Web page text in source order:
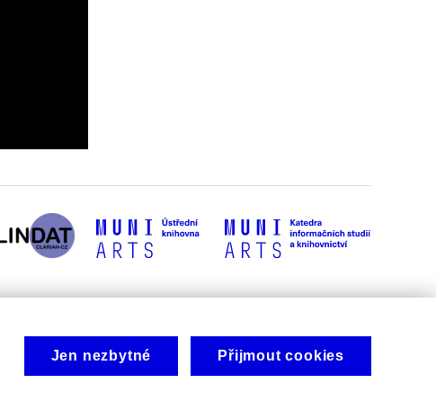
Jen nezbytné Přijmout cookies